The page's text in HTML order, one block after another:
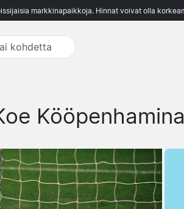
markkinapaikkoja. Hinnat voivat olla